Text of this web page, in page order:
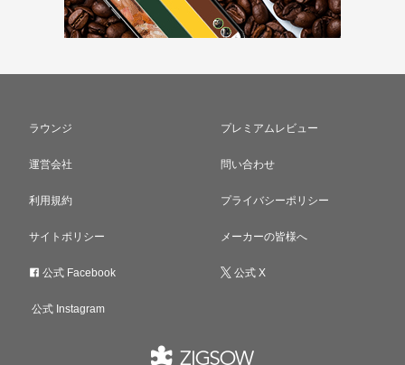
ラウンジ プレミアムレビュー
運営会社 問い合わせ
利用規約 プライバシーポリシー
サイトポリシー メーカーの皆様へ
公式 Facebook 公式 X
公式 Instagram